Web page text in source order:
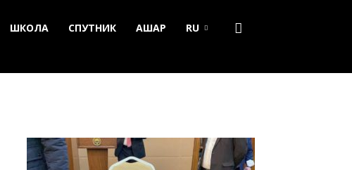
ШКОЛА СПУТНИК АШАР RU